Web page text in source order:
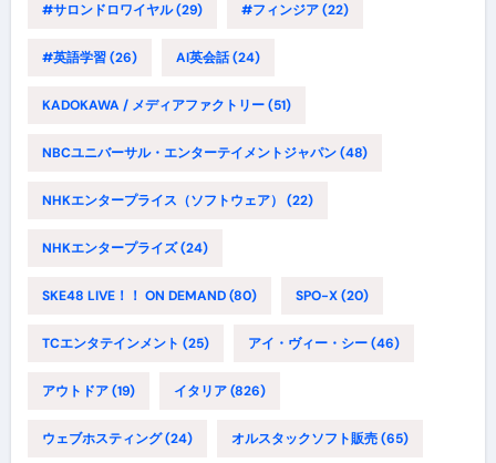
#サロンドロワイヤル(29) #フィンジア(22)
#英語学習(26) AI英会話(24)
KADOKAWA / メディアファクトリー(51)
NBCユニバーサル・エンターテイメントジャパン(48)
NHKエンタープライス（ソフトウェア） (22)
NHKエンタープライズ(24)
SKE48 LIVE！！ ON DEMAND(80) SPO-X(20)
TCエンタテインメント (25) アイ・ヴィー・シー(46)
アウトドア(19) イタリア(826)
ウェブホスティング(24) オルスタックソフト販売(65)